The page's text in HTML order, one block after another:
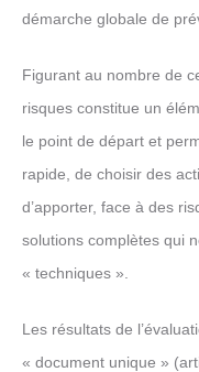
démarche globale de
Figurant au nombre de
risques constitue un
le point de départ et
rapide, de choisir des
d’apporter, face à des
solutions complètes qui
« techniques ».
Les résultats de
« document unique »